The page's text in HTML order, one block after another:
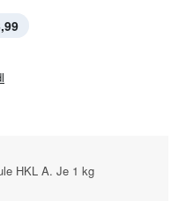
HKL A. Je 1 kg